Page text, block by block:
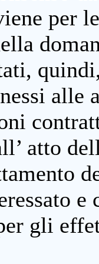
per
atto
gli